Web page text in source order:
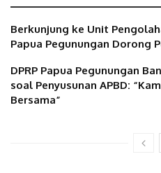
Berkunjung ke Unit
Papua Pegunungan Dorong
DPRP Papua Pegunungan
soal Penyusunan APBD:
Bersama”